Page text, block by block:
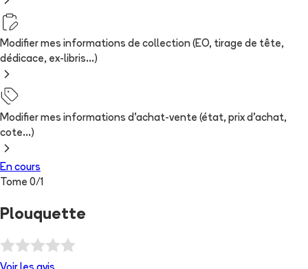
Modifier mes informations de collection (EO, tirage de tête,
dédicace, ex-libris...)
Modifier mes informations d'achat-vente (état, prix d'achat,
cote...)
En cours
Tome 0/1
Plouquette